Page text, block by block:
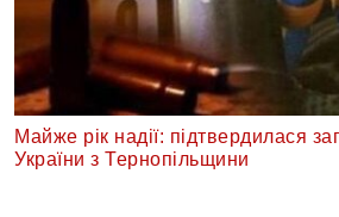
Майже рік надії: підтвердилася
України з Тернопільщини